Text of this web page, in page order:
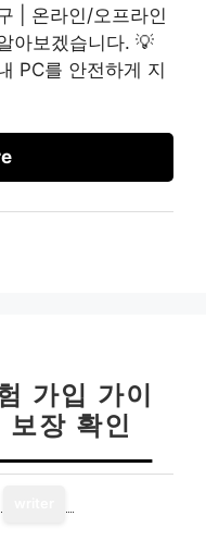
| 온라인/오프라인
아보겠습니다. 💡
PC를 안전하게 지
가입 가이
장 확인